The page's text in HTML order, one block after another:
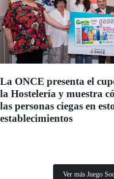
La ONCE presenta el
la Hostelería y muestra
las personas ciegas en
establecimientos
Ver más Juego